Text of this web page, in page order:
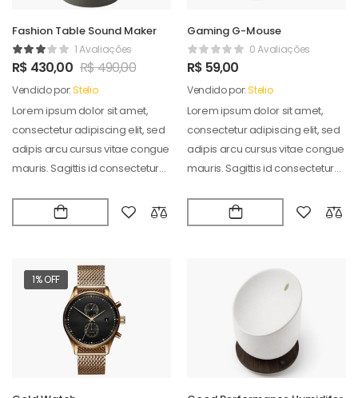
Fashion Table Sound Maker
1 Avaliações
R$ 430,00 R$490,00
Vendido por:Stelio
Lorem ipsum dolor sit amet,
consectetur adipiscing elit, sed
adipis arcu cursus vitae congue
mauris. Sagittis id consectetur
Gaming G-Mouse
0 Avaliações
R$ 59,00
Vendido por:Stelio
Lorem ipsum dolor sit amet,
consectetur adipiscing elit, sed
adipis arcu cursus vitae congue
mauris. Sagittis id consectetur
1% OFF